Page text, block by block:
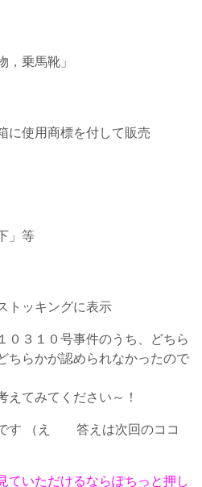
，乗馬靴」
使用商標を付して販売
」等
トッキングに表示
０３１０号事件のうち、どちら
ちらかが認められなかったので
えてみてください～！
す （え 答えは次回のココ
ていただけるならぽちっと押し